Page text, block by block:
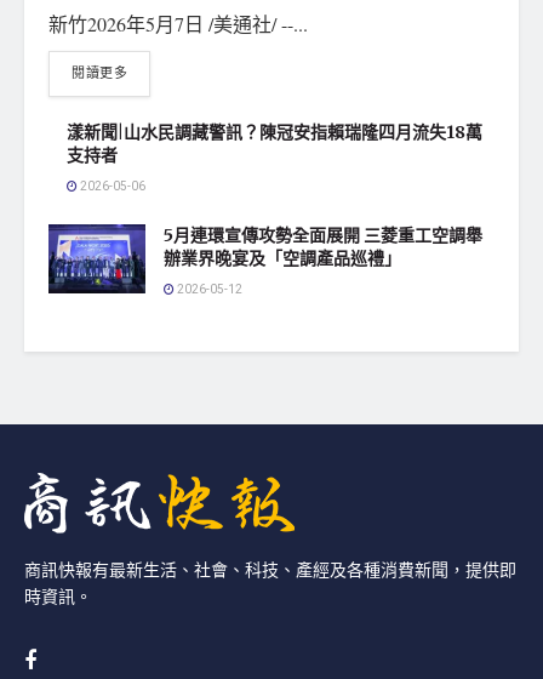
新竹2026年5月7日 /美通社/ --...
閱讀更多
漾新聞|山水民調藏警訊？陳冠安指賴瑞隆四月流失18萬
支持者
2026-05-06
5月連環宣傳攻勢全面展開 三菱重工空調舉
辦業界晚宴及「空調產品巡禮」
2026-05-12
商訊快報有最新生活、社會、科技、產經及各種消費新聞，提供即
時資訊。